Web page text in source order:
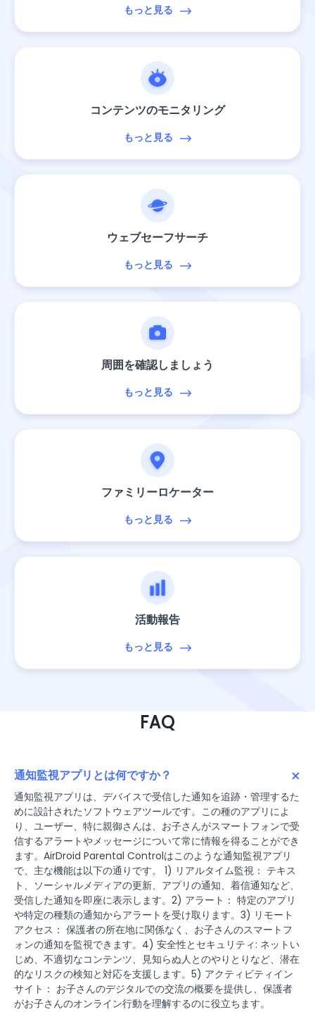
もっと見る
コンテンツのモニタリング
もっと見る
ウェブセーフサーチ
もっと見る
周囲を確認しましょう
もっと見る
ファミリーロケーター
もっと見る
活動報告
もっと見る
FAQ
通知監視アプリとは何ですか？
通知監視アプリは、デバイスで受信した通知を追跡・管理するた
めに設計されたソフトウェアツールです。この種のアプリによ
り、ユーザー、特に親御さんは、お子さんがスマートフォンで受
信するアラートやメッセージについて常に情報を得ることができ
ます。AirDroid Parental Controlはこのような通知監視アプリ
で、主な機能は以下の通りです。 1) リアルタイム監視： テキス
ト、ソーシャルメディアの更新、アプリの通知、着信通知など、
受信した通知を即座に表示します。2) アラート： 特定のアプリ
や特定の種類の通知からアラートを受け取ります。3) リモート
アクセス： 保護者の所在地に関係なく、お子さんのスマートフ
ォンの通知を監視できます。4) 安全性とセキュリティ: ネットい
じめ、不適切なコンテンツ、見知らぬ人とのやりとりなど、潜在
的なリスクの検知と対応を支援します。5) アクティビティイン
サイト： お子さんのデジタルでの交流の概要を提供し、保護者
がお子さんのオンライン行動を理解するのに役立ちます。